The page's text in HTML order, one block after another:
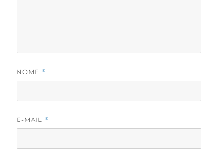
NOME *
E-MAIL *